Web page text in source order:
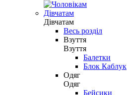
Дівчатам
Дівчатам
Весь розділ
Взуття
Взуття
Балетки
Блок Каблук
Одяг
Одяг
Бейсики